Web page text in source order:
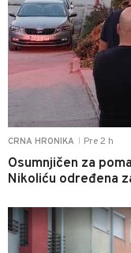
CRNA HRONIKA Pre 2 h
Osumnjičen za
Nikoliću određena